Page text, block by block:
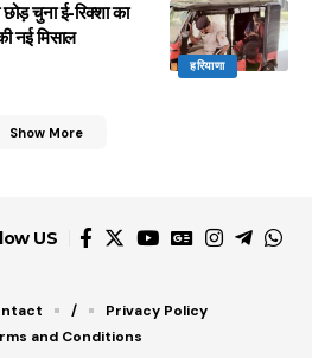
हरियाणा
चुना ई-रिक्शा का
नई मिसाल
Show More
US
/
Privacy Policy
and Conditions